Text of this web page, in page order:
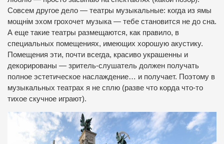
Совсем другое дело — театры музыкальные: когда из ямы
мощнім эхом грохочет музыка — тебе становится не до сна.
А еще такие театры размещаются, как правило, в
специальных помещениях, имеющих хорошую акустику.
Помещения эти, почти всегда, красиво украшенны и
декорированы — зритель-слушатель должен получать
полное эстетическое наслаждение… и получает. Поэтому в
музыкальных театрах я не сплю (разве что корда что-то
тихое скучное играют).